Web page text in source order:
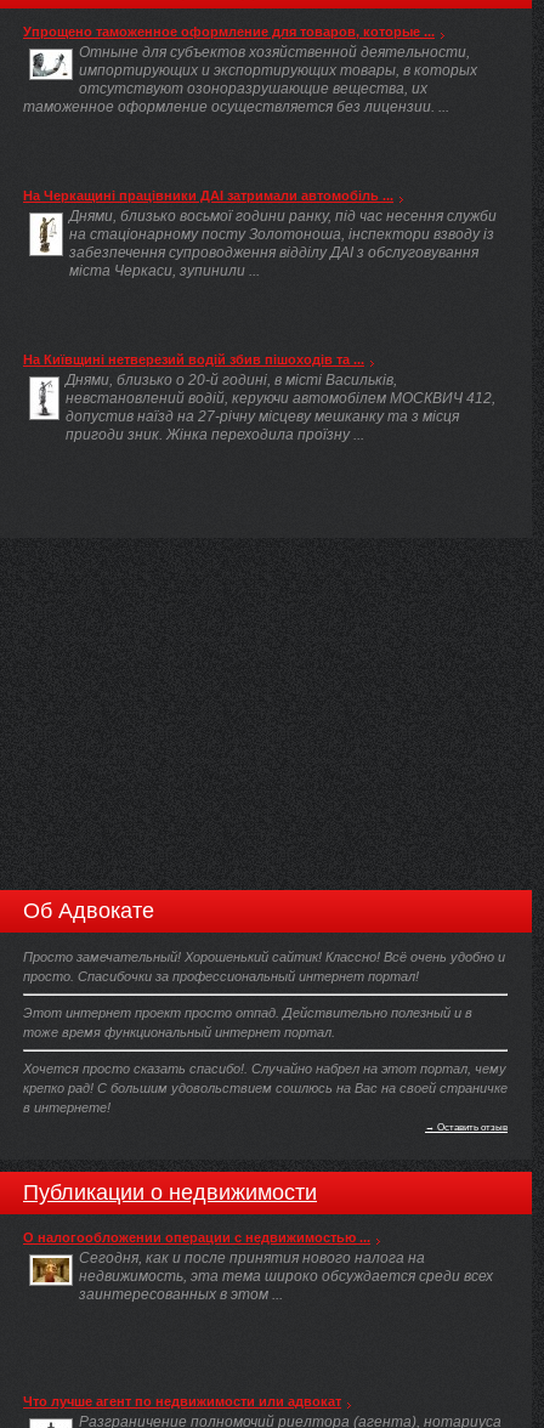
Упрощено таможенное оформление для товаров, которые ...
Отныне для субъектов хозяйственной деятельности,
импортирующих и экспортирующих товары, в которых
отсутствуют озоноразрушающие вещества, их
таможенное оформление осуществляется без лицензии. ...
На Черкащині працівники ДАІ затримали автомобіль ...
Днями, близько восьмої години ранку, під час несення служби
на стаціонарному посту Золотоноша, інспектори взводу із
забезпечення супроводження відділу ДАІ з обслуговування
міста Черкаси, зупинили ...
На Київщині нетверезий водій збив пішоходів та ...
Днями, близько о 20-й годині, в місті Васильків,
невстановлений водій, керуючи автомобілем МОСКВИЧ 412,
допустив наїзд на 27-річну місцеву мешканку та з місця
пригоди зник. Жінка переходила проїзну ...
Об Адвокате
Просто замечательный! Хорошенький сайтик! Классно! Всё очень удобно и
просто. Спасибочки за профессиональный интернет портал!
Этот интернет проект просто отпад. Действительно полезный и в
тоже время функциональный интернет портал.
Хочется просто сказать спасибо!. Случайно набрел на этот портал, чему
крепко рад! С большим удовольствием сошлюсь на Вас на своей страничке
в интернете!
→ Оставить отзыв
Публикации о недвижимости
О налогообложении операции с недвижимостью ...
Сегодня, как и после принятия нового налога на
недвижимость, эта тема широко обсуждается среди всех
заинтересованных в этом ...
Что лучше агент по недвижимости или адвокат
Разграничение полномочий риелтора (агента), нотариуса